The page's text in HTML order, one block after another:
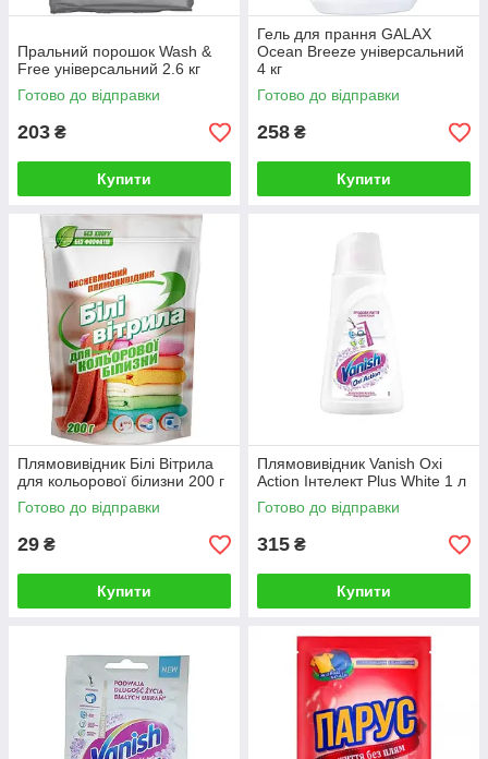
Пральний порошок Wash &
Free універсальний 2.6 кг
Готово до відправки
203 ₴
Купити
Гель для прання GALAX
Ocean Breeze універсальний
4 кг
Готово до відправки
258 ₴
Купити
Плямовивідник Білі Вітрила
для кольорової білизни 200 г
Готово до відправки
29 ₴
Купити
Плямовивідник Vanish Oxi
Action Інтелект Plus White 1 л
Готово до відправки
315 ₴
Купити